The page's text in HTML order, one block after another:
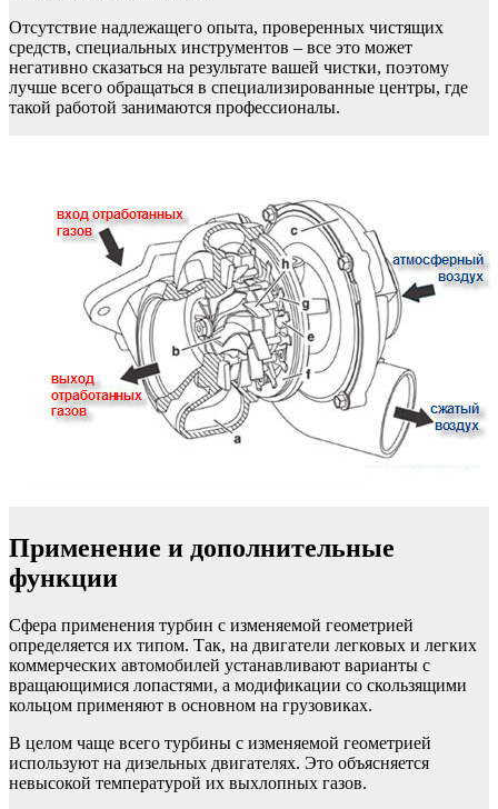
Отсутствие надлежащего опыта, проверенных чистящих
средств, специальных инструментов – все это может
негативно сказаться на результате вашей чистки, поэтому
лучше всего обращаться в специализированные центры, где
такой работой занимаются профессионалы.
Применение и дополнительные
функции
Сфера применения турбин с изменяемой геометрией
определяется их типом. Так, на двигатели легковых и легких
коммерческих автомобилей устанавливают варианты с
вращающимися лопастями, а модификации со скользящими
кольцом применяют в основном на грузовиках.
В целом чаще всего турбины с изменяемой геометрией
используют на дизельных двигателях. Это объясняется
невысокой температурой их выхлопных газов.